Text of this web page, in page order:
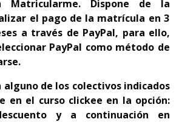
Matricularme. Dispone de la
el pago de la matrícula en 3
a través de PayPal, para ello,
PayPal como método de
alguno de los colectivos indicados
en el curso clickee en la opción:
y a continuación en